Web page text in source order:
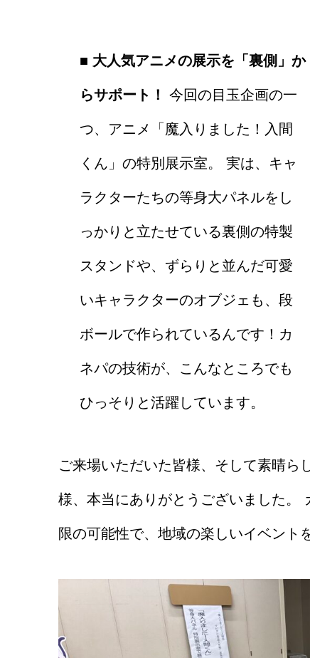
■ 大人気アニメの展示を「裏側」か
らサポート！ 今回の目玉企画の一
つ、アニメ「魔入りました！入間
くん」の特別展示室。 実は、キャ
ラクターたちの等身大パネルをし
っかりと立たせている裏側の特製
スタンドや、ずらりと並んだ可愛
いキャラクターのオブジェも、段
ボールで作られているんです！カ
ネパの技術が、こんなところでも
ひっそりと活躍しています。
ご来場いただいた皆様、そして素晴ら
様、本当にありがとうございました。
限の可能性で、地域の楽しいイベント